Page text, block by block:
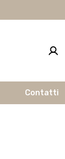
Contatti